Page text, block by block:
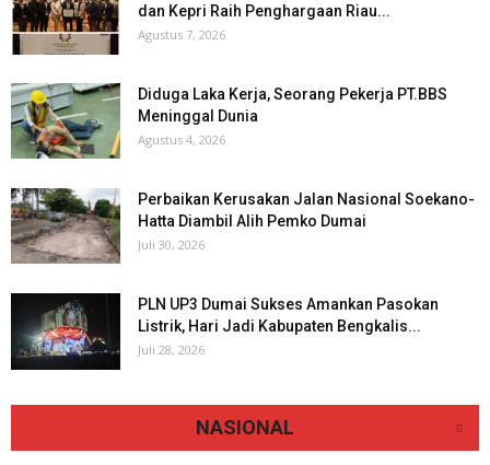
dan Kepri Raih Penghargaan Riau...
Agustus 7, 2026
Diduga Laka Kerja, Seorang Pekerja PT.BBS
Meninggal Dunia
Agustus 4, 2026
Perbaikan Kerusakan Jalan Nasional Soekano-
Hatta Diambil Alih Pemko Dumai
Juli 30, 2026
PLN UP3 Dumai Sukses Amankan Pasokan
Listrik, Hari Jadi Kabupaten Bengkalis...
Juli 28, 2026
NASIONAL